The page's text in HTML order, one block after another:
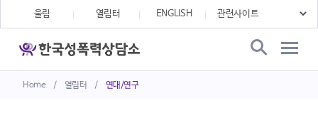
Home / 열림터 / 연대/연구
울림 열림터 ENGLISH